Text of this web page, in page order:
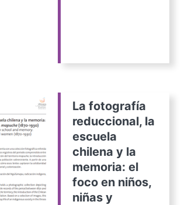
La fotografía
reduccional, la
escuela
chilena y la
memoria: el
foco en niños,
niñas y